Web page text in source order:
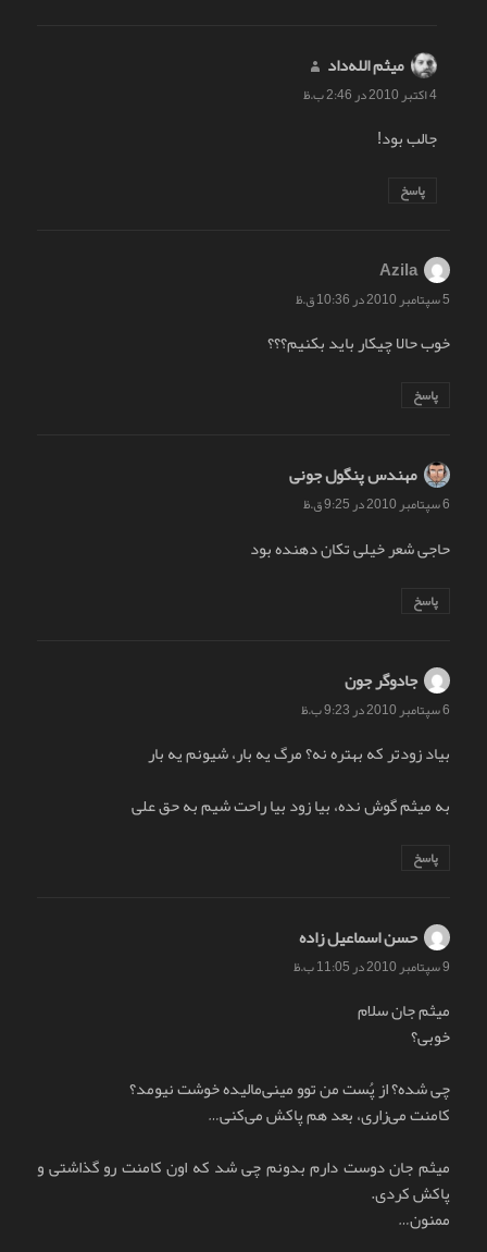
میثم الله‌داد
4 اکتبر 2010 در 2:46 ب.ظ
جالب بود!
پاسخ
Azila
5 سپتامبر 2010 در 10:36 ق.ظ
خوب حالا چیکار باید بکنیم؟؟؟
پاسخ
مهندس پنگول جونی
6 سپتامبر 2010 در 9:25 ق.ظ
حاجی شعر خیلی تکان دهنده بود
پاسخ
جادوگر جون
6 سپتامبر 2010 در 9:23 ب.ظ
بیاد زودتر که بهتره نه؟ مرگ یه بار، شیونم یه بار
به میثم گوش نده، بیا زود بیا راحت شیم به حق علی
پاسخ
حسن اسماعیل زاده
9 سپتامبر 2010 در 11:05 ب.ظ
میثم جان سلام
خوبی؟
چی شده؟ از پُست من توو مینی‌مالیده خوشت نیومد؟
کامنت می‌زاری، بعد هم پاکش می‌کنی…
میثم جان دوست دارم بدونم چی شد که اون کامنت رو گذاشتی و
پاکش کردی.
ممنون…